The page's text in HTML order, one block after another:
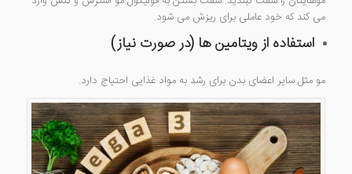
می کند که خود عاملی برای ریزش می شود.
استفاده از ویتامین ها (در صورت نیاز)
مو مثل سایر اعضای بدن برای رشد به مواد غذایی احتیاج دارد.